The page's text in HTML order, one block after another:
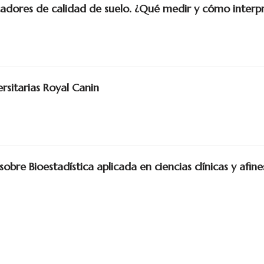
de calidad de suelo. ¿Qué medir y cómo
Royal Canin
Bioestadística aplicada en ciencias clínicas y